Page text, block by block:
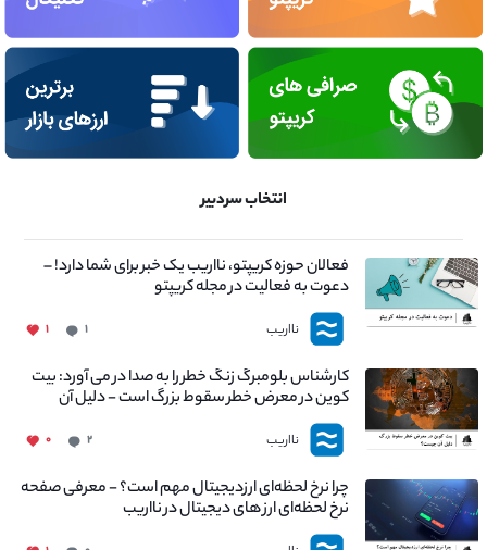
انتخاب سردبیر
فعالان حوزه کریپتو، نااریب یک خبر برای شما دارد! –
دعوت به فعالیت در مجله کریپتو
نااریب ۱ ۱
کارشناس بلومبرگ زنگ خطر را به صدا در می آورد: بیت
کوین در معرض خطر سقوط بزرگ است - دلیل آن
چیست؟
نااریب ۲ ۰
چرا نرخ لحظه‌ای ارزدیجیتال مهم است؟ - معرفی صفحه
نرخ لحظه‌ای ارز های دیجیتال در نااریب